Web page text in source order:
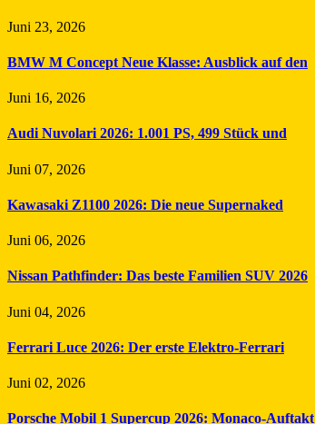
Juni 23, 2026
BMW M Concept Neue Klasse: Ausblick auf den
Juni 16, 2026
Audi Nuvolari 2026: 1.001 PS, 499 Stück und
Juni 07, 2026
Kawasaki Z1100 2026: Die neue Supernaked
Juni 06, 2026
Nissan Pathfinder: Das beste Familien SUV 2026
Juni 04, 2026
Ferrari Luce 2026: Der erste Elektro-Ferrari
Juni 02, 2026
Porsche Mobil 1 Supercup 2026: Monaco-Auftakt